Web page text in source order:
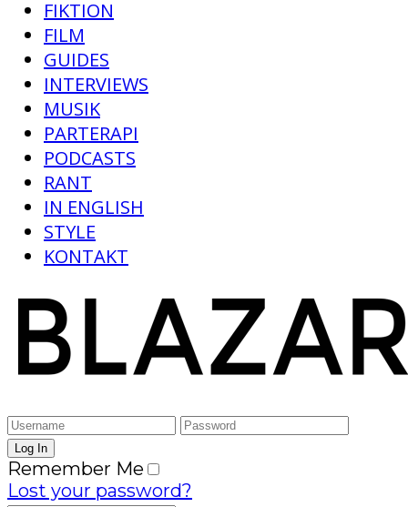
FIKTION
FILM
GUIDES
INTERVIEWS
MUSIK
PARTERAPI
PODCASTS
RANT
IN ENGLISH
STYLE
KONTAKT
Remember Me
Lost your password?